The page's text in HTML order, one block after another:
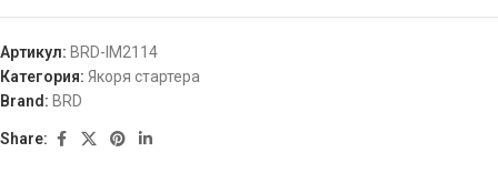
Артикул: BRD-IM2114
Категория: Якоря стартера
Brand: BRD
Share: